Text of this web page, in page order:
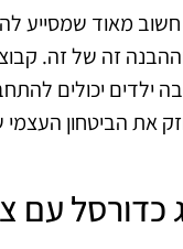
חשוב מאוד שמסייע
זה של זה.
יכולים
את הביטחון
עם